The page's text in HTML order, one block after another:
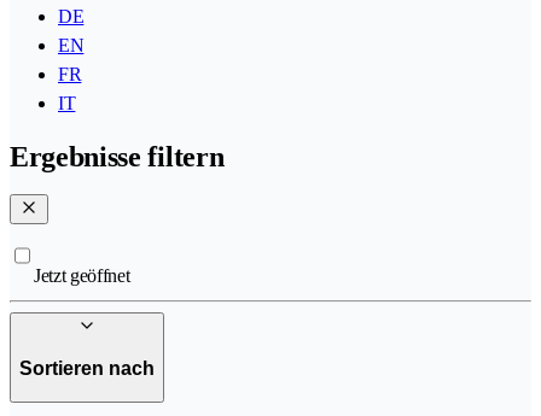
DE
EN
FR
IT
Ergebnisse filtern
Jetzt geöffnet
Sortieren nach